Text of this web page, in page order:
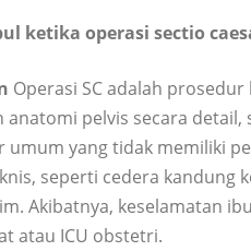
ketika operasi sectio
Operasi SC adalah
pelvis secara
yang tidak memiliki
seperti cedera kandung
Akibatnya, keselamatan
atau ICU obstetri.